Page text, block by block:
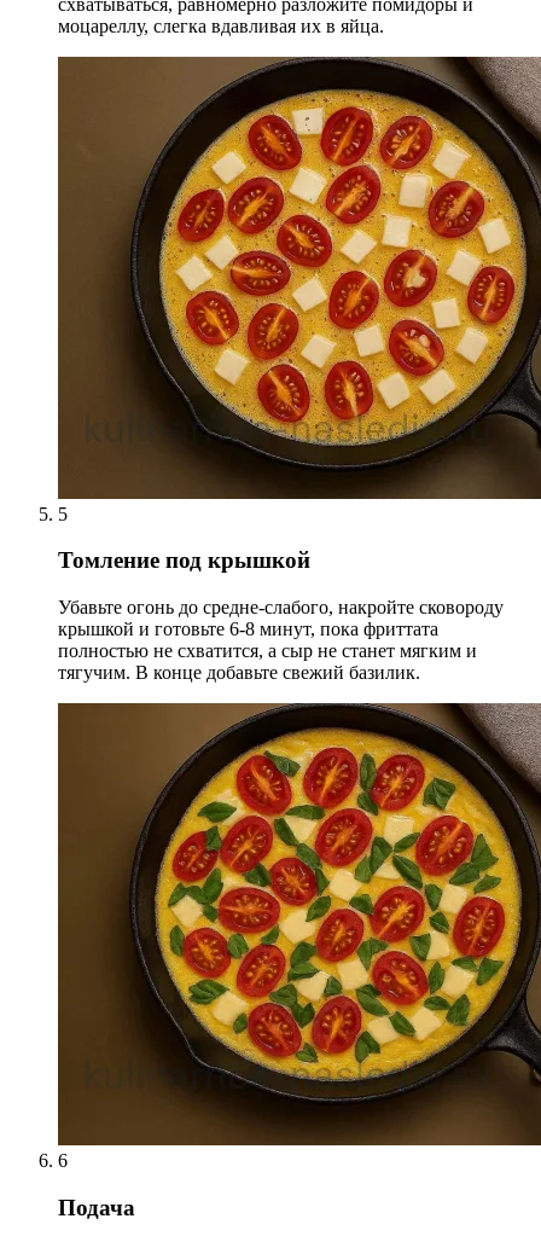
моцареллу, слегка вдавливая их в яйца.
5
Томление под крышкой
Убавьте огонь до средне-слабого, накройте сковороду
крышкой и готовьте 6-8 минут, пока фриттата
полностью не схватится, а сыр не станет мягким и
тягучим. В конце добавьте свежий базилик.
6
Подача